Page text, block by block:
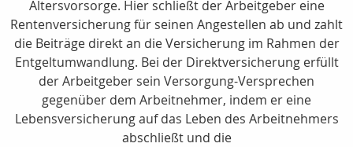
Altersvorsorge. Hier schließt der Arbeitgeber eine
Rentenversicherung für seinen Angestellen ab und zahlt
die Beiträge direkt an die Versicherung im Rahmen der
Entgeltumwandlung. Bei der Direktversicherung erfüllt
der Arbeitgeber sein Versorgung-Versprechen
gegenüber dem Arbeitnehmer, indem er eine
Lebensversicherung auf das Leben des Arbeitnehmers
abschließt und die